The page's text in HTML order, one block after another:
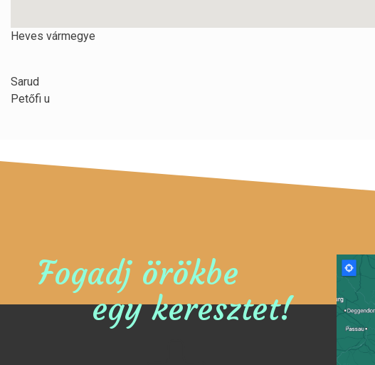
Heves vármegye
Sarud
Petőfi u
Fogadj örökbe
egy keresztet!